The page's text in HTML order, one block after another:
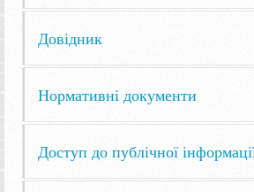
Довідник
Нормативні документи
Доступ до публічної